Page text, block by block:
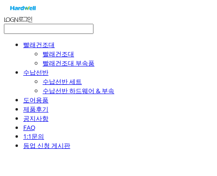
LOG IN로그인
빨래건조대
빨래건조대
빨래건조대 부속품
수납선반
수납선반 세트
수납선반 하드웨어 & 부속
도어용품
제품후기
공지사항
FAQ
1:1문의
등업 신청 게시판